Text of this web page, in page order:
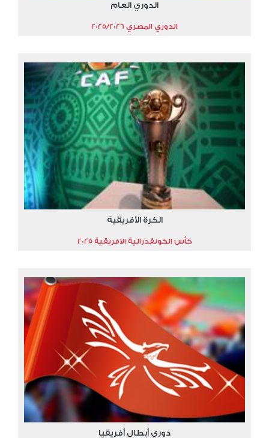
الدوري العام
الدوري المصري 2025/2026
الكرة الأفريقية
كأس الكونفدرالية الافريقية 2025
دوري أبطال أفريقيا